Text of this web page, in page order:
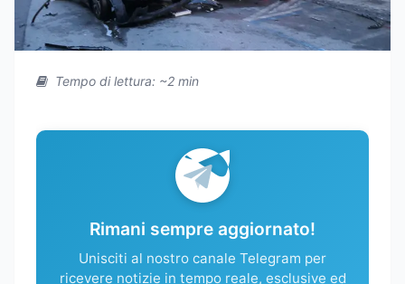
Tempo di lettura: ~2 min
Rimani sempre aggiornato!
Unisciti al nostro canale Telegram per
ricevere notizie in tempo reale, esclusive ed